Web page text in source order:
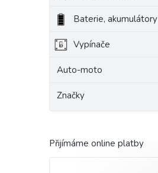
Baterie, akumulátory
Vypínače
Auto-moto
Značky
Přijímáme online platby